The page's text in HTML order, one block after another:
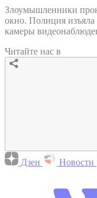
Злоумышленники
окно. Полиция изъяла
камеры
Читайте нас в
Дзен Новости